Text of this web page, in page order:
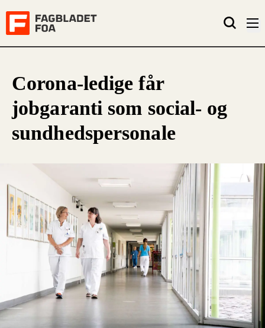
Corona-ledige får
jobgaranti som social- og
sundhedspersonale